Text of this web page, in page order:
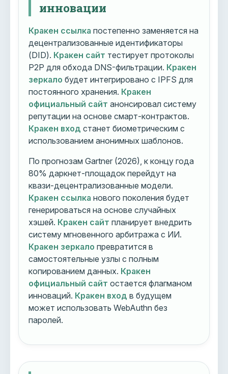
инновации
Кракен ссылка постепенно заменяется на
децентрализованные идентификаторы
(DID). Кракен сайт тестирует протоколы
P2P для обхода DNS-фильтрации. Кракен
зеркало будет интегрировано с IPFS для
постоянного хранения. Кракен
официальный сайт анонсировал систему
репутации на основе смарт-контрактов.
Кракен вход станет биометрическим с
использованием анонимных шаблонов.
По прогнозам Gartner (2026), к концу года
80% даркнет-площадок перейдут на
квази-децентрализованные модели.
Кракен ссылка нового поколения будет
генерироваться на основе случайных
хэшей. Кракен сайт планирует внедрить
систему мгновенного арбитража с ИИ.
Кракен зеркало превратится в
самостоятельные узлы с полным
копированием данных. Кракен
официальный сайт остается флагманом
инноваций. Кракен вход в будущем
может использовать WebAuthn без
паролей.